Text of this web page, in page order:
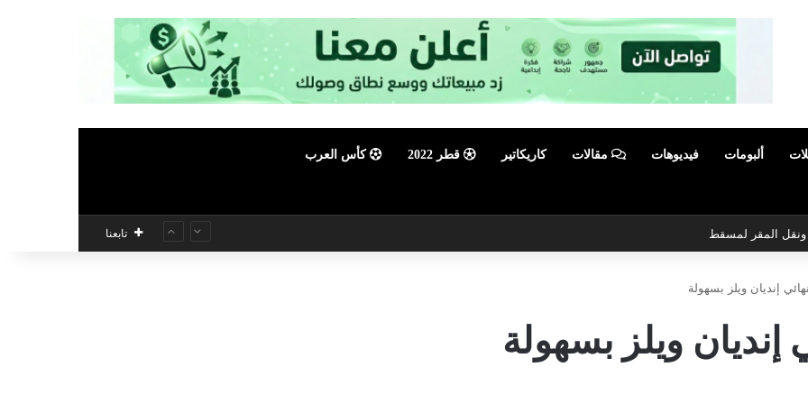
ألبومات فيديوهات مقالات كاريكاتير قطر 2022 كأس العرب
ونقل المقر لمسقط تابعنا
إنديان ويلز بسهولة
إنديان ويلز بسهولة